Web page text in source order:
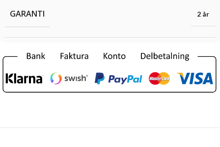
GARANTI 2 år